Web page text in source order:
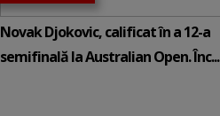
Novak Djokovic, calificat în a 12-a
semifinală la Australian Open. Înc...